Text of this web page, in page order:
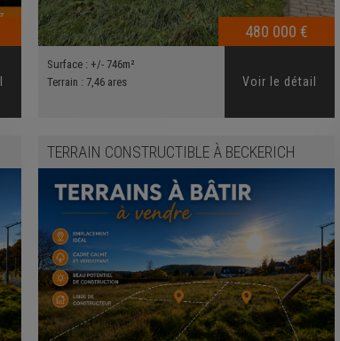
Surface : +/- 746m²
Terrain : 7,46 ares
480 000 €
Voir le détail
TERRAIN CONSTRUCTIBLEÀ BECKERICH